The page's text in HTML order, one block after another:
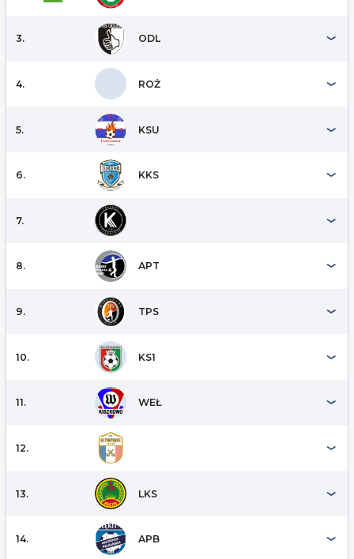
3. ODL
4. ROŻ
5. KSU
6. KKS
7.
8. APT
9. TPS
10. KS1
11. WEŁ
12.
13. LKS
14. APB